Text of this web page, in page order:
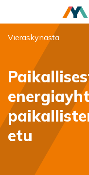
Olet tässä:
Vieraskynästä
etu